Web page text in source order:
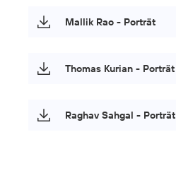
Mallik Rao - Porträt
Thomas Kurian - Porträt
Raghav Sahgal - Porträt